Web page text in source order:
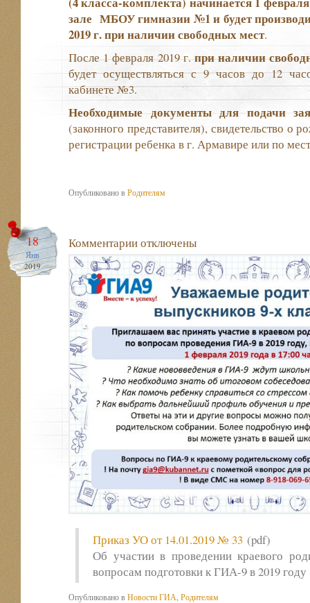
зале МБОУ гимназии №1 и будет
2019 г. при наличии свободных мест.
После 1 февраля 2019 г. при наличии
будет осуществляться с 9 часов до 12
кабинете №3.
Необходимые документы для подачи
(законного представителя), свидетельство о
регистрации ребенка в г. Армавире или по
Опубликовано вРодителям
18
Янв
2019
Комментарииотключены
Приказ УО от 14.01.2019 № 33 (pdf)
Об участии в проведении краевого
вопросам подготовки к ГИА-9 в 2019 году
Опубликовано вНовости ГИА Родителям